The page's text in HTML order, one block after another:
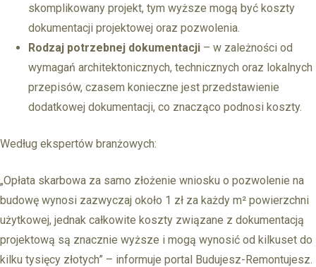
skomplikowany projekt, tym wyższe mogą być koszty
dokumentacji projektowej oraz pozwolenia.
Rodzaj potrzebnej dokumentacji – w zależności od
wymagań architektonicznych, technicznych oraz lokalnych
przepisów, czasem konieczne jest przedstawienie
dodatkowej dokumentacji, co znacząco podnosi koszty.
Według ekspertów branżowych:
„Opłata skarbowa za samo złożenie wniosku o pozwolenie na
budowę wynosi zazwyczaj około 1 zł za każdy m² powierzchni
użytkowej, jednak całkowite koszty związane z dokumentacją
projektową są znacznie wyższe i mogą wynosić od kilkuset do
kilku tysięcy złotych” – informuje portal Budujesz-Remontujesz.